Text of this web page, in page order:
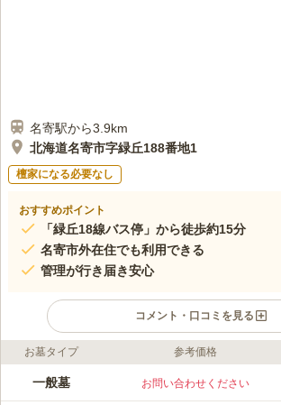
名寄駅から3.9km
北海道名寄市字緑丘188番地1
檀家になる必要なし
おすすめポイント
「緑丘18線バス停」から徒歩約15分
名寄市外在住でも利用できる
管理が行き届き安心
コメント・口コミを見る
ライフドット編集部のコメント
名寄市営緑丘共同墓地は、緑が多いのどか
お墓タイプ 参考価格
一般墓 お問い合わせください